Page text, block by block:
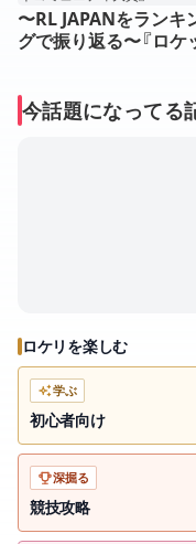
〜RL JAPANをランキ
グで振り返る〜『ロケ
今話題になってる
ロケリを楽しむ
学ぶ
初心者向け
深掘る
競技攻略